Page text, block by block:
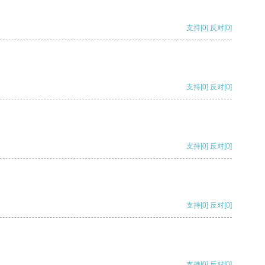
支持[0] 反对[0]
支持[0] 反对[0]
支持[0] 反对[0]
支持[0] 反对[0]